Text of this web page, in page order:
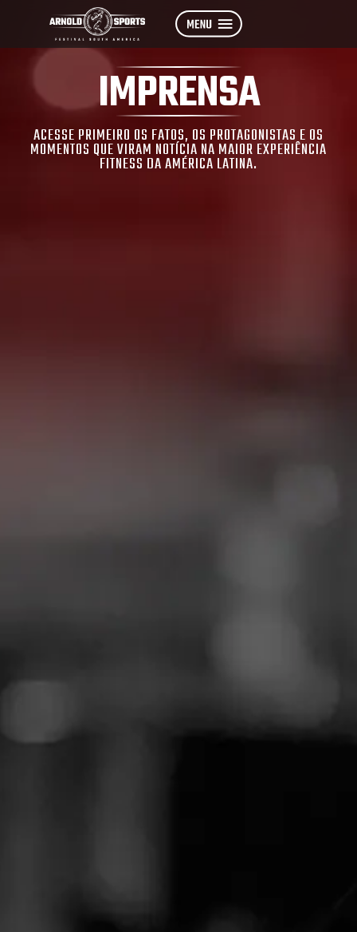
IMPRENSA
ACESSE PRIMEIRO OS FATOS, OS PROTAGONISTAS E OS
MOMENTOS QUE VIRAM NOTÍCIA NA MAIOR EXPERIÊNCIA
FITNESS DA AMÉRICA LATINA.